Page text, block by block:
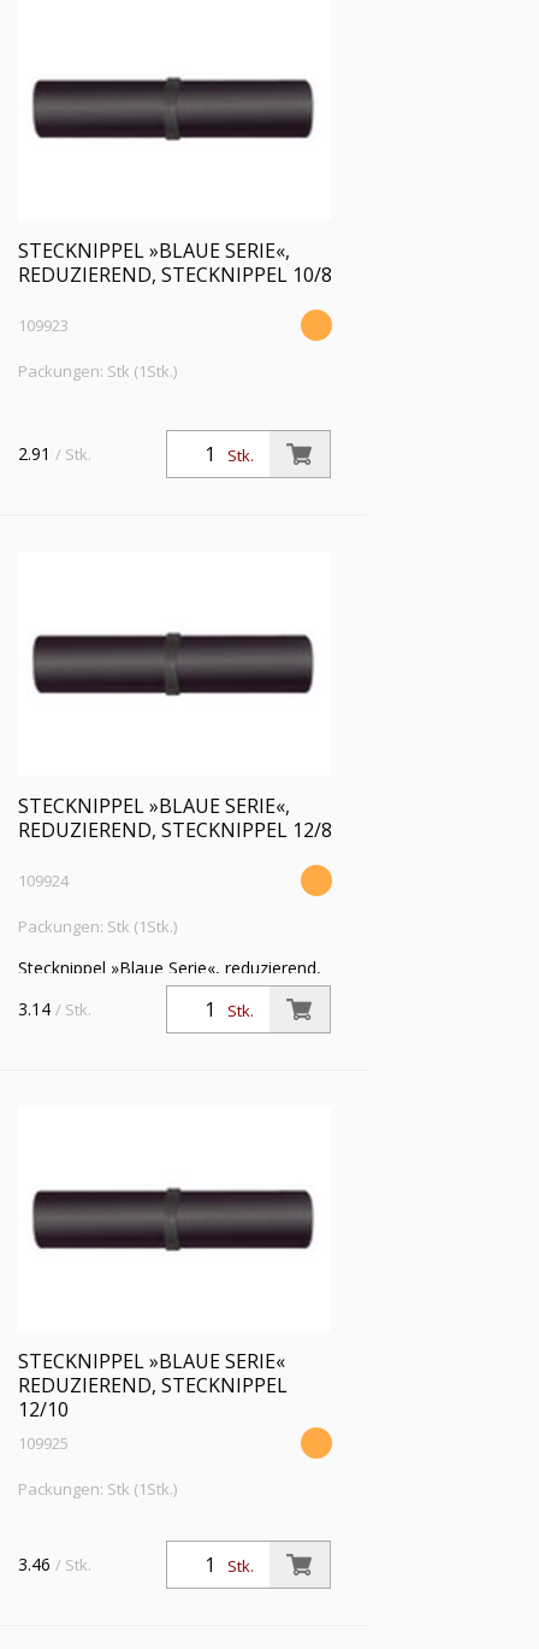
STECKNIPPEL »BLAUE SERIE«,
REDUZIEREND, STECKNIPPEL 10/8
109923
Packungen: Stk (1Stk.)
Stk.
2.91 / Stk.
STECKNIPPEL »BLAUE SERIE«,
REDUZIEREND, STECKNIPPEL 12/8
109924
Packungen: Stk (1Stk.)
Stecknippel »Blaue Serie«, reduzierend,
Stecknippel 12/8 mm, Arbeitsdruck max.
15 bar, Kunststoff
Stk.
3.14 / Stk.
STECKNIPPEL »BLAUE SERIE«
REDUZIEREND, STECKNIPPEL
12/10
109925
Packungen: Stk (1Stk.)
Stk.
3.46 / Stk.